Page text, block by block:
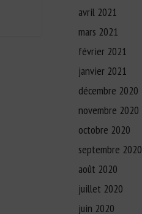
avril 2021
mars 2021
février 2021
janvier 2021
décembre 2020
novembre 2020
octobre 2020
septembre 2020
août 2020
juillet 2020
juin 2020